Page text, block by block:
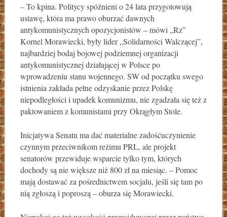
– To kpina. Politycy spóźnieni o 24 lata przygotowują
ustawę, która ma prawo oburzać dawnych
antykomunistycznych opozycjonistów – mówi „Rz”
Kornel Morawiecki, były lider „Solidarności Walczącej”,
najbardziej bodaj bojowej podziemnej organizacji
antykomunistycznej działającej w Polsce po
wprowadzeniu stanu wojennego. SW od początku swego
istnienia zakłada pełne odzyskanie przez Polskę
niepodległości i upadek komunizmu, nie zgadzała się też z
paktowaniem z komunistami przy Okrągłym Stole.
Inicjatywa Senatu ma dać materialne zadośćuczynienie
czynnym przeciwnikom reżimu PRL, ale projekt
senatorów przewiduje wsparcie tylko tym, których
dochody są nie większe niż 800 zł na miesiąc. – Pomoc
mają dostawać za pośrednictwem socjalu, jeśli się tam po
nią zgłoszą i poproszą – oburza się Morawiecki.